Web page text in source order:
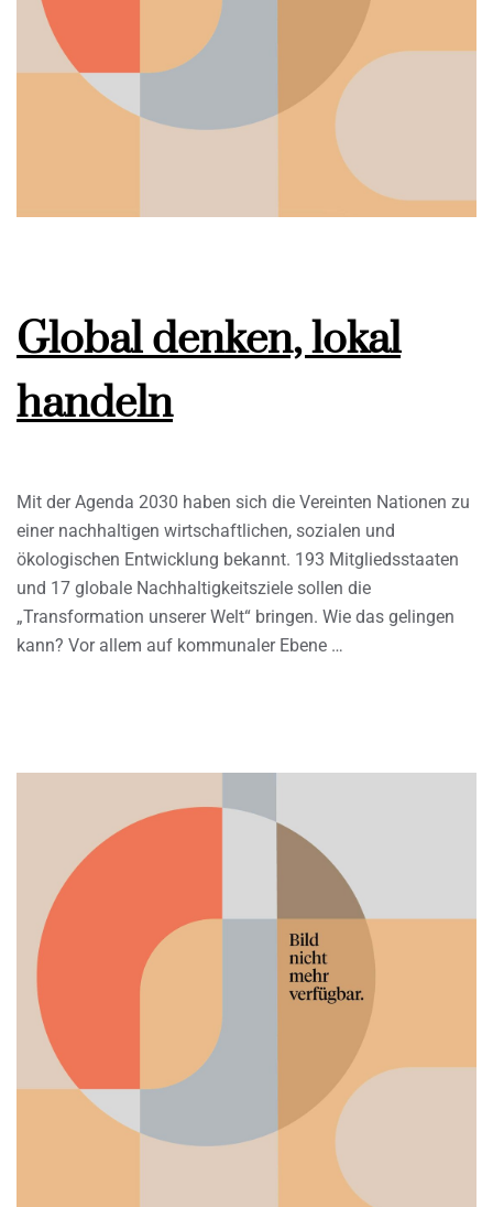
Global denken, lokal
handeln
Mit der Agenda 2030 haben sich die Vereinten Nationen zu
einer nachhaltigen wirtschaftlichen, sozialen und
ökologischen Entwicklung bekannt. 193 Mitgliedsstaaten
und 17 globale Nachhaltigkeitsziele sollen die
„Transformation unserer Welt“ bringen. Wie das gelingen
kann? Vor allem auf kommunaler Ebene …